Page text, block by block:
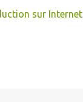
sur Internet